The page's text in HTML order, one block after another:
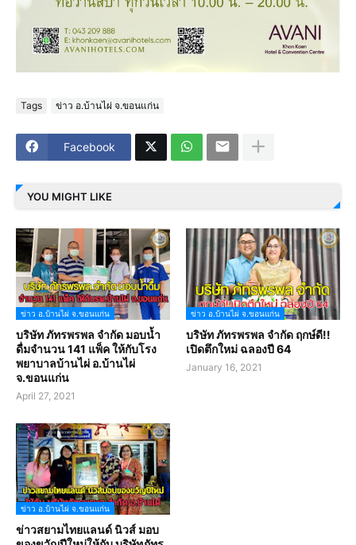
Tags ข่าว อ.บ้านไผ่ จ.ขอนแก่น
Facebook
YOU MIGHT LIKE
ข่าว อ.บ้านไผ่ จ.ขอนแก่น
บริษัท ภัทรพรพล จำกัด มอบน้ำ
ดื่มจำนวน 141 แพ็ค ให้กับโรง
พยาบาลบ้านไผ่ อ.บ้านไผ่
จ.ขอนแก่น
April 27, 2021
ข่าว อ.บ้านไผ่ จ.ขอนแก่น
บริษัท ภัทรพรพล จำกัด ฤกษ์ดี!!
เปิดตึกใหม่ ฉลองปี 64
January 16, 2021
ข่าว อ.บ้านไผ่ จ.ขอนแก่น
ข่าวสยามไทยแลนด์ นิวส์ มอบ